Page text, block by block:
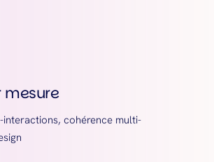
mesure
cohérence multi-